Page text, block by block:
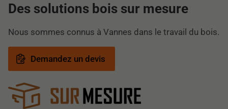
Des solutions bois sur mesure
Nous sommes connus à Vannes dans le travail du bois.
Demandez un devis